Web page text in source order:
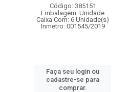
Código: 385151
Embalagem: Unidade
Caixa Com: 6 Unidade(s)
Inmetro: 001545/2019
Faça seu login ou
cadastre-se para
comprar.